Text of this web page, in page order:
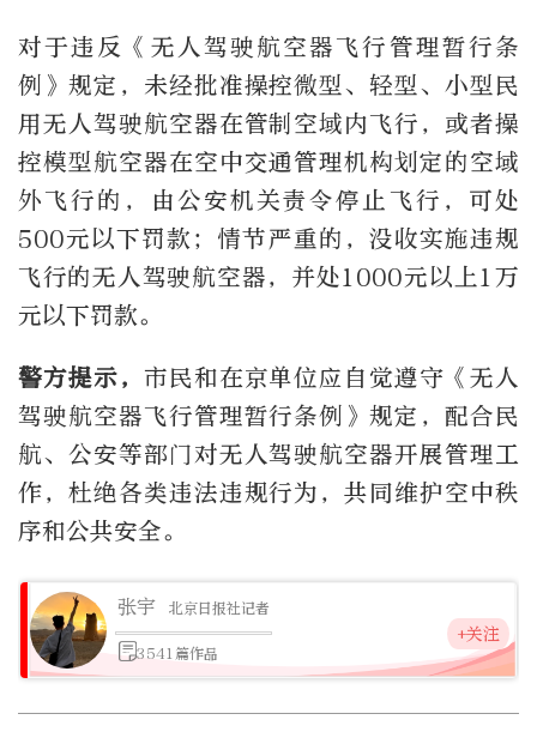
对于违反《无人驾驶航空器飞行管理暂行条
例》规定，未经批准操控微型、轻型、小型民
用无人驾驶航空器在管制空域内飞行，或者操
控模型航空器在空中交通管理机构划定的空域
外飞行的，由公安机关责令停止飞行，可处
500元以下罚款；情节严重的，没收实施违规
飞行的无人驾驶航空器，并处1000元以上 1 万
元以下罚款。
警方提示， 市民和在京单位应自觉遵守《无人
驾驶航空器飞行管理暂行条例》规定，配合民
航、公安等部门对无人驾驶航空器开展管理工
作，杜绝各类违法违规行为，共同维护空中秩
序和公共安全。
张宇 北京日报社记者
3541篇作品
+关注